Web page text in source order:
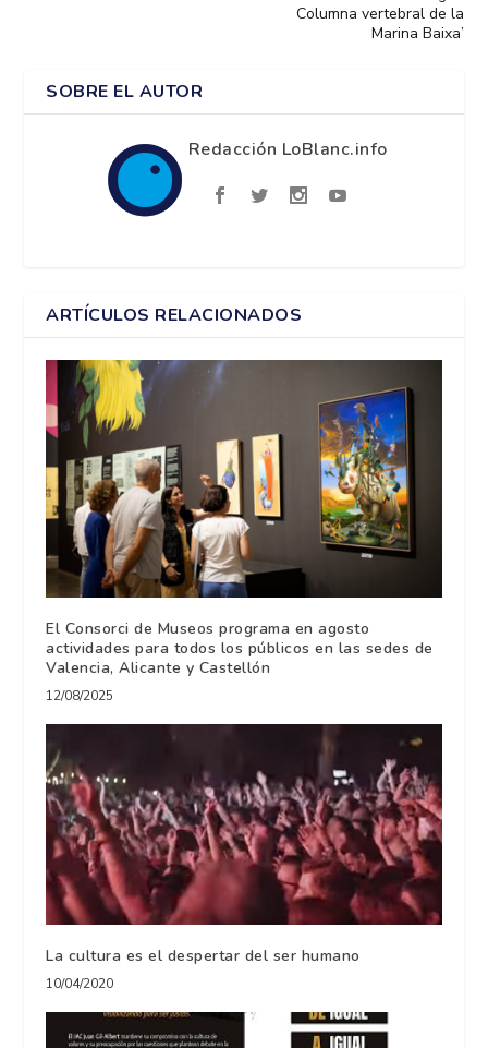
Columna vertebral de la
Marina Baixa’
SOBRE EL AUTOR
Redacción LoBlanc.info
ARTÍCULOS RELACIONADOS
El Consorci de Museos programa en agosto
actividades para todos los públicos en las sedes de
Valencia, Alicante y Castellón
12/08/2025
La cultura es el despertar del ser humano
10/04/2020